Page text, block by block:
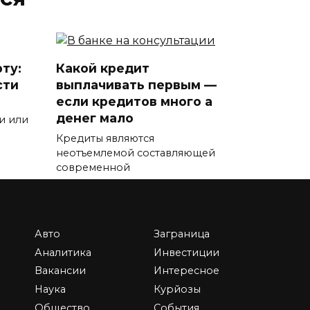
или
Какой кредит
выплачивать первым —
если кредитов много а
денег мало
Кредиты являются
неотъемлемой составляющей
современной
учителя физкультуры в
школе — в России и за
Авто
Аналитика
Вакансии
Наука
Заграница
Инвестиции
Интересное
Курйозы